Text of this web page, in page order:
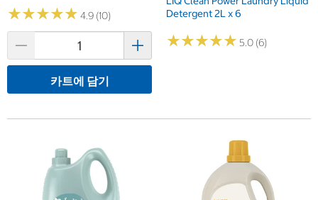
★★★★★
★★★★★ 4.9 (10)
카트에 담기
Detergent 2L x 6
★★★★★
★★★★★ 5.0 (6)